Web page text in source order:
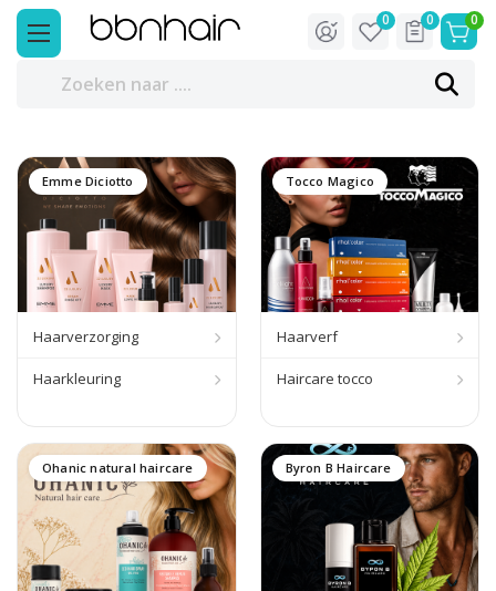
0
0
0
Emme Diciotto
Haarverzorging
Haarkleuring
Tocco Magico
Haarverf
Haircare tocco
Ohanic natural haircare Byron B Haircare